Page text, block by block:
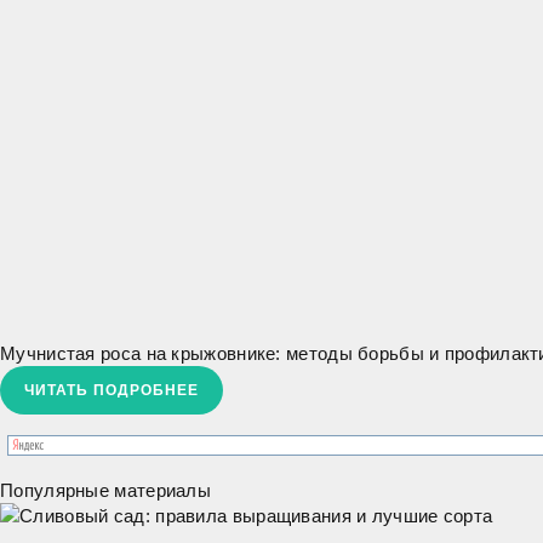
Мучнистая роса на крыжовнике: методы борьбы и
ЧИТАТЬ ПОДРОБНЕЕ
Популярные материалы